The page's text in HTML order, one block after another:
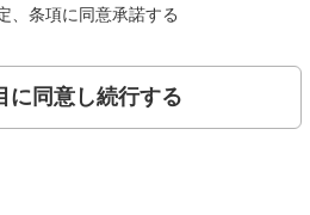
、条項に同意承諾する
に同意し続行する